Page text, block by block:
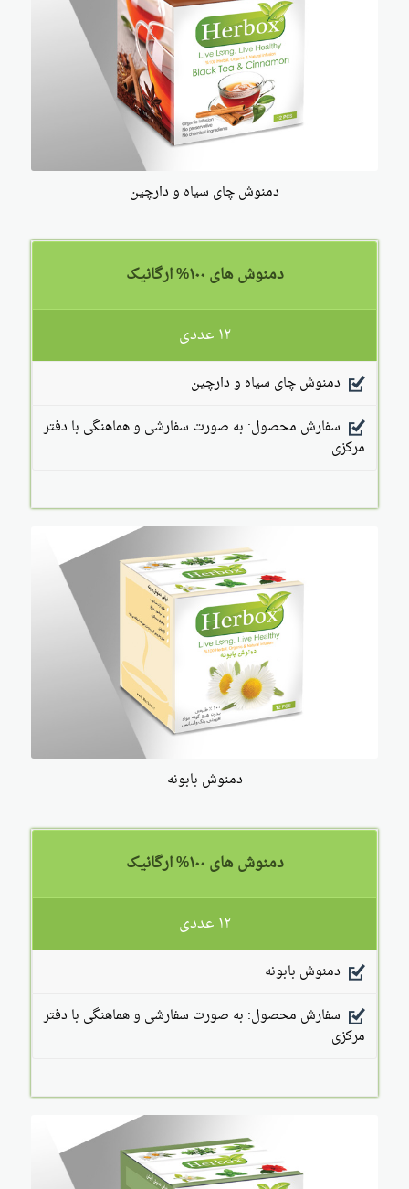
دمنوش چای سیاه و دارچین
دمنوش های ۱۰۰% ارگانیک
۱۲ عددی
دمنوش چای سیاه و دارچین
سفارش محصول: به صورت سفارشی و هماهنگی با دفتر
مرکزی
دمنوش بابونه
دمنوش های ۱۰۰% ارگانیک
۱۲ عددی
دمنوش بابونه
سفارش محصول: به صورت سفارشی و هماهنگی با دفتر
مرکزی